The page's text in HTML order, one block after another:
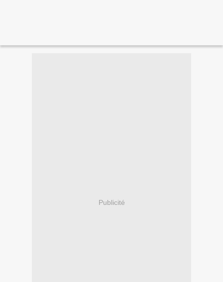
Publicité